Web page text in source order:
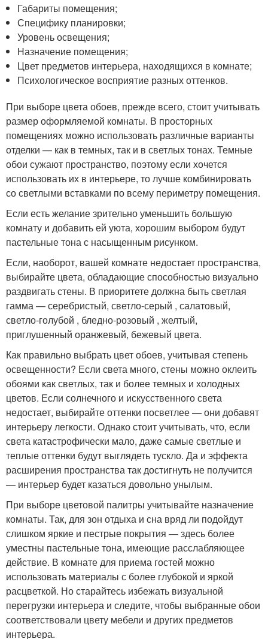
Габариты помещения;
Специфику планировки;
Уровень освещения;
Назначение помещения;
Цвет предметов интерьера, находящихся в комнате;
Психологическое восприятие разных оттенков.
При выборе цвета обоев, прежде всего, стоит учитывать
размер оформляемой комнаты. В просторных
помещениях можно использовать различные варианты
отделки — как в темных, так и в светлых тонах. Темные
обои сужают пространство, поэтому если хочется
использовать их в интерьере, то лучше комбинировать
со светлыми вставками по всему периметру помещения.
Если есть желание зрительно уменьшить большую
комнату и добавить ей уюта, хорошим выбором будут
пастельные тона с насыщенным рисунком.
Если, наоборот, вашей комнате недостает пространства,
выбирайте цвета, обладающие способностью визуально
раздвигать стены. В приоритете должна быть светлая
гамма — серебристый, светло-серый , салатовый,
светло-голубой , бледно-розовый , желтый,
приглушенный оранжевый, бежевый цвета.
Как правильно выбрать цвет обоев, учитывая степень
освещенности? Если света много, стены можно оклеить
обоями как светлых, так и более темных и холодных
цветов. Если солнечного и искусственного света
недостает, выбирайте оттенки посветлее — они добавят
интерьеру легкости. Однако стоит учитывать, что, если
света катастрофически мало, даже самые светлые и
теплые оттенки будут выглядеть тускло. Да и эффекта
расширения пространства так достигнуть не получится
— интерьер будет казаться довольно унылым.
При выборе цветовой палитры учитывайте назначение
комнаты. Так, для зон отдыха и сна вряд ли подойдут
слишком яркие и пестрые покрытия — здесь более
уместны пастельные тона, имеющие расслабляющее
действие. В комнате для приема гостей можно
использовать материалы с более глубокой и яркой
расцветкой. Но старайтесь избежать визуальной
перегрузки интерьера и следите, чтобы выбранные обои
соответствовали цвету мебели и других предметов
интерьера.